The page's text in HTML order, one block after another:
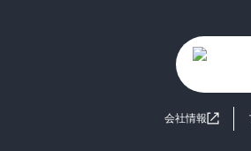
会社情報